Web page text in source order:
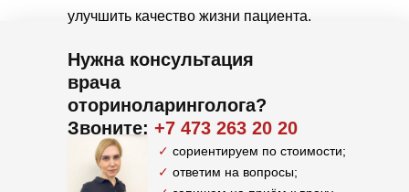
Нужна консультация
врача
оториноларинголога?
Звоните: +7 473 263 20 20
✓ сориентируем по стоимости;
✓ ответим на вопросы;
улучшить качество жизни пациента.